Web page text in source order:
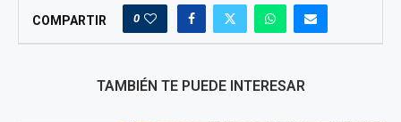
COMPARTIR 0
TAMBIÉN TE PUEDE INTERESAR